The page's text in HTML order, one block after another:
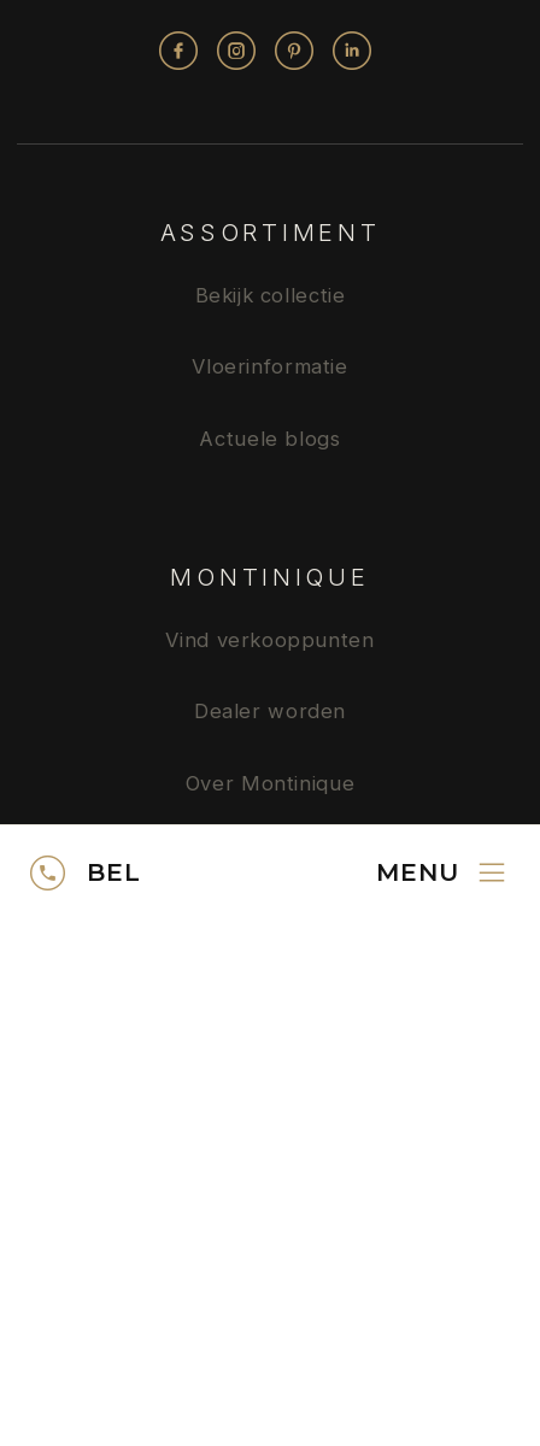
BEL MENU
ASSORTIMENT
Bekijk collectie
Vloerinformatie
Actuele blogs
MONTINIQUE
Vind verkooppunten
Dealer worden
Over Montinique